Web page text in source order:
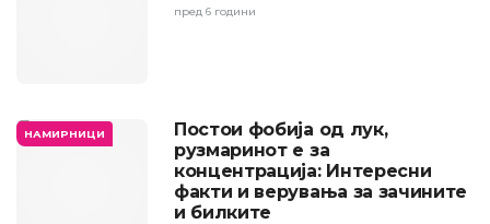
пред 6 години
НАМИРНИЦИ
Постои фобија од лук,
рузмаринот е за
концентрација: Интересни
факти и верувања за зачините
и билките